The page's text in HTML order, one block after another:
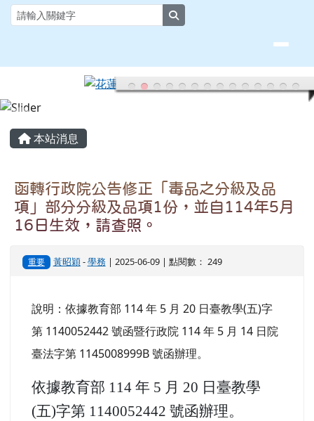
主內容區域
本站消息
函轉行政院公告修正「毒品之分級及品
項」部分分級及品項1份，並自114年5月
重要 黃昭穎-學務| 2025-06-09 | 點閱數： 249
說明：依據教育部 114 年 5 月 20 日臺教學(五)字
第 1140052442 號函暨行政院 114 年 5 月 14 日院
頁尾區域